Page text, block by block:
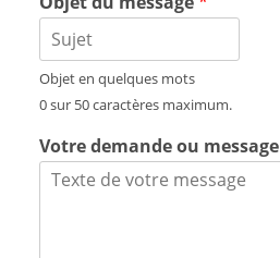
Objet en quelques mots
0 sur 50 caractères maximum.
Votre demande ou message